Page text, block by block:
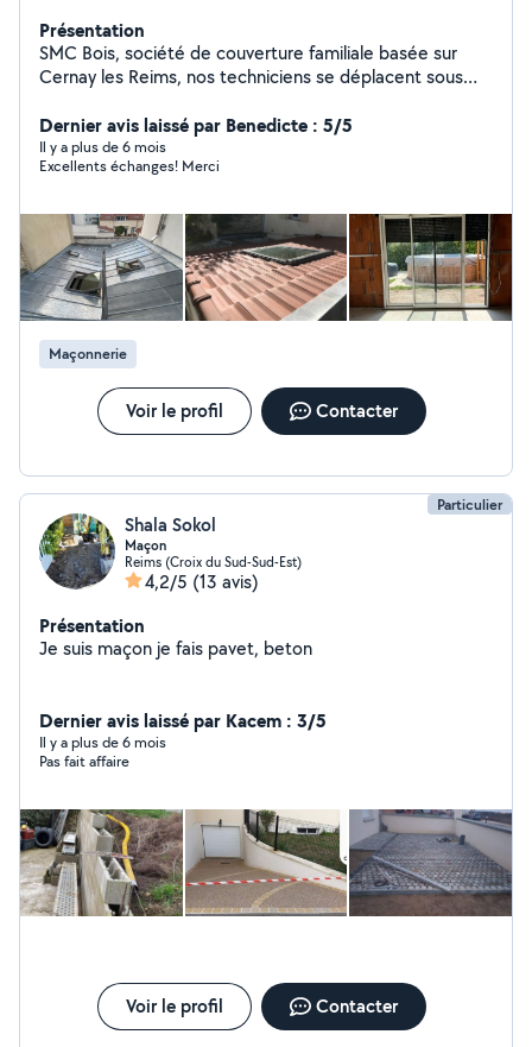
Présentation
SMC Bois, société de couverture familiale basée sur
Cernay les Reims, nos techniciens se déplacent sous
faire un bilan sur vos besoins, et vous proposez les
solutions adaptées à votre situation. Nous intervenons
pour l'entretien et réparation de toiture, la zinguerie, la
et l'isolation de votre maison.
Dernier avis laissé par Benedicte : 5/5
Il y a plus de 6 mois
Excellents échanges! Merci
Maçonnerie
Voir le profil Contacter
Particulier
Shala Sokol
Maçon
Reims (Croix du Sud-Sud-Est)
4,2/5 (13 avis)
Présentation
Je suis maçon je fais pavet, beton
Dernier avis laissé par Kacem : 3/5
Il y a plus de 6 mois
Pas fait affaire
Voir le profil Contacter